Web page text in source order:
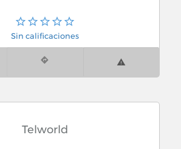
Sin calificaciones
Telworld